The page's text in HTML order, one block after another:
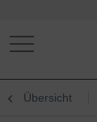
Übersicht